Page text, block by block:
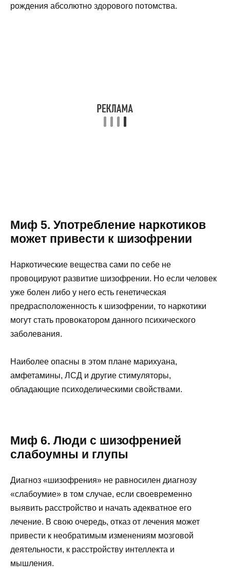
рождения абсолютно здорового потомства.
Миф 5. Употребление наркотиков
может привести к шизофрении
Наркотические вещества сами по себе не
провоцируют развитие шизофрении. Но если человек
уже болен либо у него есть генетическая
предрасположенность к шизофрении, то наркотики
могут стать провокатором данного психического
заболевания.
Наиболее опасны в этом плане марихуана,
амфетамины, ЛСД и другие стимуляторы,
обладающие психоделическими свойствами.
Миф 6. Люди с шизофренией
слабоумны и глупы
Диагноз «шизофрения» не равносилен диагнозу
«слабоумие» в том случае, если своевременно
выявить расстройство и начать адекватное его
лечение. В свою очередь, отказ от лечения может
привести к необратимым изменениям мозговой
деятельности, к расстройству интеллекта и
мышления.